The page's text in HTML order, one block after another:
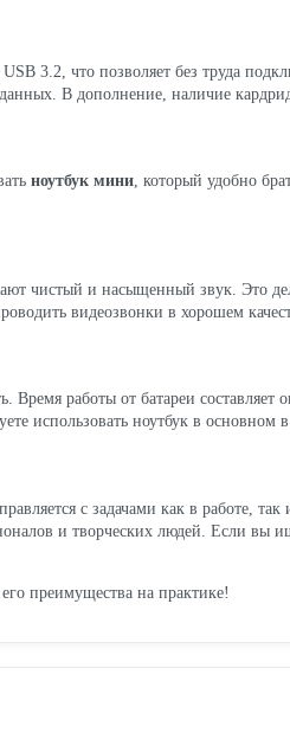
3.2, что позволяет без труда
В дополнение, наличие
ноутбук мини , который удобно
чистый и насыщенный звук. Это
видеозвонки в хорошем
работы от батареи составляет
использовать ноутбук в основном
с задачами как в работе, так
и творческих людей. Если вы
преимущества на практике!